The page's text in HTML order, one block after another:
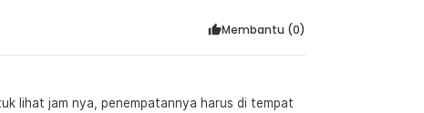
Membantu (0)
lihat jam nya, penempatannya harus di tempat